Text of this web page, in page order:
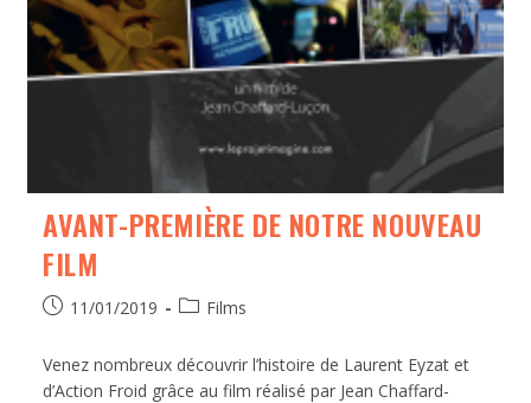
AVANT-PREMIÈRE DE NOTRE NOUVEAU
FILM
11/01/2019 Films
Venez nombreux découvrir l’histoire de Laurent Eyzat et
d’Action Froid grâce au film réalisé par Jean Chaffard-